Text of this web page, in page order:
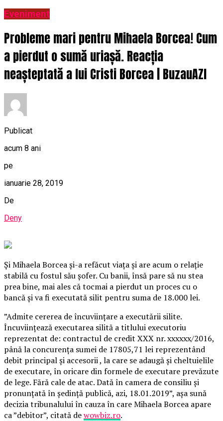
Eveniment
Probleme mari pentru Mihaela Borcea! Cum
a pierdut o sumă uriașă. Reacția
neașteptată a lui Cristi Borcea | BuzauAZI
Publicat
acum 8 ani
pe
ianuarie 28, 2019
De
Deny
Și Mihaela Borcea şi-a refăcut viaţa şi are acum o relaţie
stabilă cu fostul său şofer. Cu banii, însă pare să nu stea
prea bine, mai ales că tocmai a pierdut un proces cu o
bancă şi va fi executată silit pentru suma de 18.000 lei.
”Admite cererea de încuviinţare a executării silite.
Încuviinţează executarea silită a titlului executoriu
reprezentat de: contractul de credit XXX nr. xxxxxx/2016,
până la concurenţa sumei de 17805,71 lei reprezentând
debit principal şi accesorii , la care se adaugă şi cheltuielile
de executare, în oricare din formele de executare prevăzute
de lege. Fără cale de atac. Dată în camera de consiliu şi
pronunţată în şedinţă publică, azi, 18.01.2019”, aşa sună
decizia tribunalului în cauza în care Mihaela Borcea apare
ca ”debitor”, citată dewowbiz.ro.